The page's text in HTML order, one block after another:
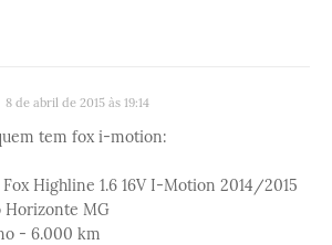
8 de abril de 2015 às 19:14
tem fox i-motion:
Highline 1.6 16V I-Motion 2014/2015
Horizonte MG
- 6.000 km